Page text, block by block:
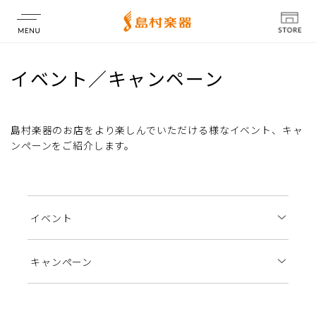
店舗情報
イベント／キャンペーン
島村楽器のお店をより楽しんでいただける様なイベント、キャ
ンペーンをご紹介します。
イベント
キャンペーン